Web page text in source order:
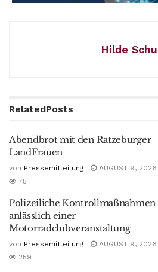
Hilde
RelatedPosts
Abendbrot mit den Ratzeburger
LandFrauen
von Pressemitteilung AUGUST 9, 2026
75
Polizeiliche Kontrollmaßnahmen
anlässlich einer
Motorradclubveranstaltung
von Pressemitteilung AUGUST 9, 2026
259